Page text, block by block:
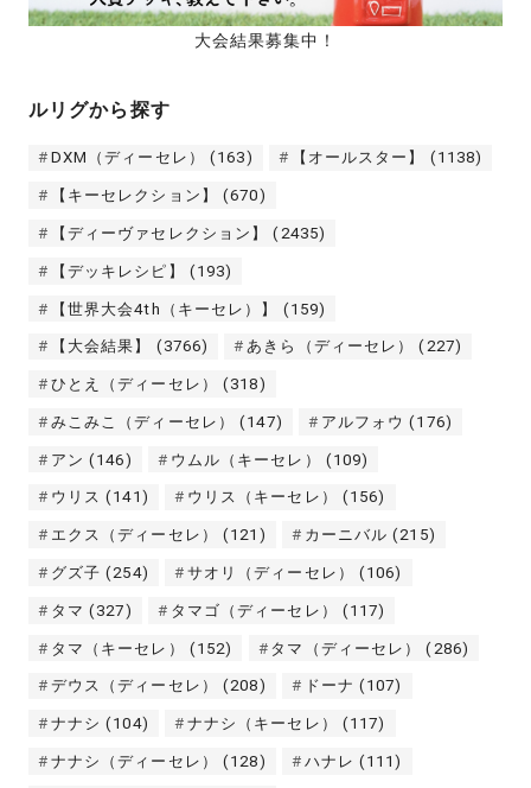
大会結果募集中！
ルリグから探す
DXM（ディーセレ） (163) 【オールスター】 (1138)
【キーセレクション】 (670)
【ディーヴァセレクション】 (2435)
【デッキレシピ】 (193)
【世界大会4th（キーセレ）】 (159)
【大会結果】 (3766) あきら（ディーセレ） (227)
ひとえ（ディーセレ） (318)
みこみこ（ディーセレ） (147) アルフォウ (176)
アン (146) ウムル（キーセレ） (109)
ウリス (141) ウリス（キーセレ） (156)
エクス（ディーセレ） (121) カーニバル (215)
グズ子 (254) サオリ（ディーセレ） (106)
タマ (327) タマゴ（ディーセレ） (117)
タマ（キーセレ） (152) タマ（ディーセレ） (286)
デウス（ディーセレ） (208) ドーナ (107)
ナナシ (104) ナナシ（キーセレ） (117)
ナナシ（ディーセレ） (128) ハナレ (111)